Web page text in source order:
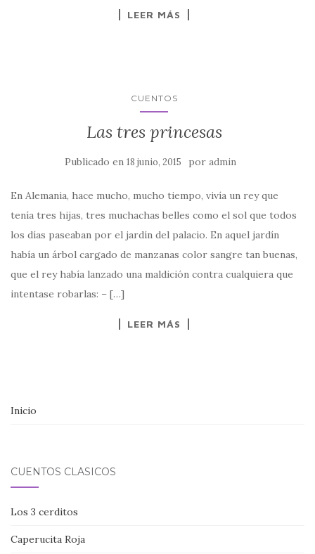
LEER MÁS
CUENTOS
Las tres princesas
Publicado en 18 junio, 2015 por admin
En Alemania, hace mucho, mucho tiempo, vivía un rey que
tenía tres hijas, tres muchachas belles como el sol que todos
los días paseaban por el jardín del palacio. En aquel jardín
había un árbol cargado de manzanas color sangre tan buenas,
que el rey había lanzado una maldición contra cualquiera que
intentase robarlas: – […]
LEER MÁS
Inicio
CUENTOS CLÁSICOS
Los 3 cerditos
Caperucita Roja